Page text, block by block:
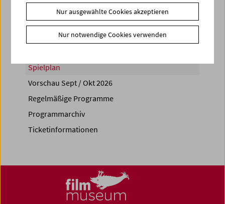
Share on
Spielplan
Vorschau Sept / Okt 2026
Regelmäßige Programme
Programmarchiv
Ticketinformationen
Nur ausgewählte Cookies akzeptieren
Nur notwendige Cookies verwenden